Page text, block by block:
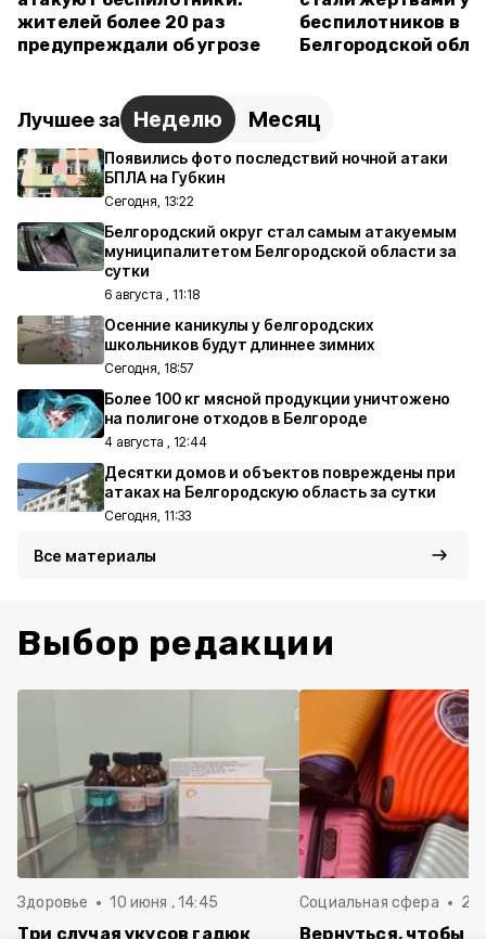
жителей более 20 раз
предупреждали об угрозе
беспилотников в
Белгородской
Лучшее за Неделю Месяц
Появились фото последствий ночной атаки
БПЛА на Губкин
Сегодня, 13:22
Белгородский округ стал самым атакуемым
муниципалитетом Белгородской области за
сутки
6 августа , 11:18
Осенние каникулы у белгородских
школьников будут длиннее зимних
Сегодня, 18:57
Более 100 кг мясной продукции уничтожено
на полигоне отходов в Белгороде
4 августа , 12:44
Десятки домов и объектов повреждены при
атаках на Белгородскую область за сутки
Сегодня, 11:33
Все материалы
Выбор редакции
Здоровье 10 июня , 14:45
Три случая укусов гадюк
Социальная сфера 20
Вернуться, чтобы